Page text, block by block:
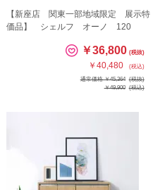
【新座店 関東一部地域限定 展示特
価品】 シェルフ オーノ 120
￥36,800 (税抜)
￥40,480
(税込)
通常価格 ￥45,364 (税抜)
￥49,900 (税込)